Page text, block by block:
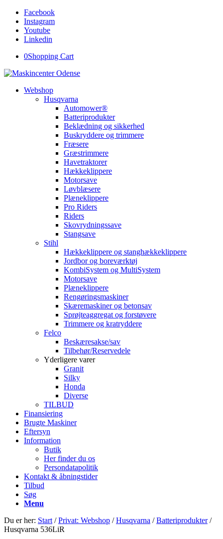
Facebook
Instagram
Youtube
Linkedin
0Shopping Cart
Webshop
Husqvarna
Automower®
Batteriprodukter
Beklædning og sikkerhed
Buskryddere og trimmere
Fræsere
Græstrimmere
Havetraktorer
Hækkeklippere
Motorsave
Løvblæsere
Plæneklippere
Pro Riders
Riders
Skovrydningssave
Stangsave
Stihl
Hækkeklippere og stanghækkeklippere
Jordbor og boreværktøj
KombiSystem og MultiSystem
Motorsave
Plæneklippere
Rengøringsmaskiner
Skæremaskiner og betonsav
Sprøjteaggregat og forstøvere
Trimmere og kratryddere
Felco
Beskæresakse/sav
Tilbehør/Reservedele
Yderligere varer
Granit
Silky
Honda
Diverse
TILBUD
Finansiering
Brugte Maskiner
Eftersyn
Information
Butik
Her finder du os
Persondatapolitik
Kontakt & åbningstider
Tilbud
Søg
Menu
Du er her: Start / Privat: Webshop / Husqvarna / Batteriprodukter /
Husqvarna 536LiR